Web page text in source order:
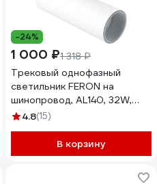
-24%
1 000 ₽1 318 ₽
Трековый однофазный
светильник FERON на
шинопровод, AL140, 32W,
4000К белый, 2880Lm,
4.8(15)
В корзину